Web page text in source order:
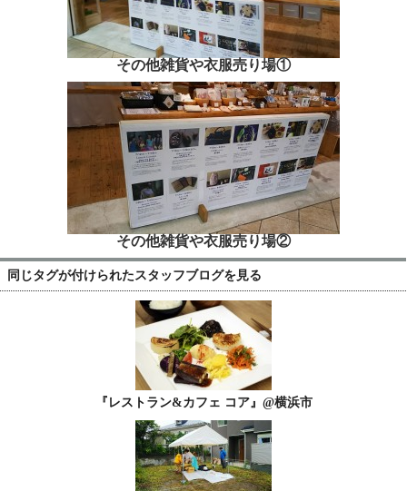
その他雑貨や衣服売り場①
その他雑貨や衣服売り場②
同じタグが付けられたスタッフブログを見る
『レストラン&カフェ コア』@横浜市